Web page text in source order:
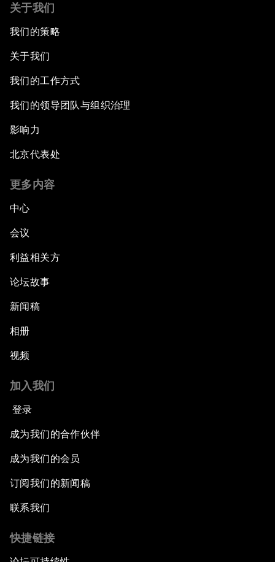
关于我们
我们的策略
关于我们
我们的工作方式
我们的领导团队与组织治理
影响力
北京代表处
更多内容
中心
会议
利益相关方
论坛故事
新闻稿
相册
视频
加入我们
登录
成为我们的合作伙伴
成为我们的会员
订阅我们的新闻稿
联系我们
快捷链接